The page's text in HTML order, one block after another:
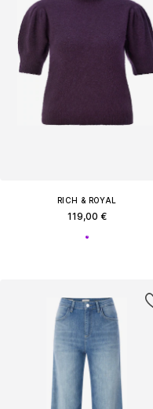
RICH & ROYAL
119,00 €